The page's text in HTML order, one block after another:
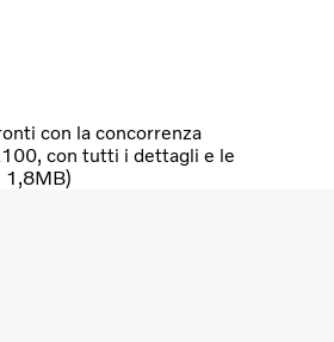
con la concorrenza
con tutti i dettagli e le
1,8MB)